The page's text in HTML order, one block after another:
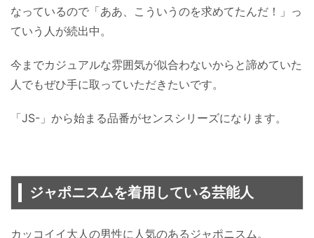
なっているので「ああ、こういうのを求めてたんだ！」っ
ていう人が続出中。
今までカジュアルな雰囲気が似合わないからと諦めていた
人でもぜひ手に取っていただきたいです。
「JS-」から始まる品番がセンスシリーズになります。
ジャポニスムを着用している芸能人
カッコイイ大人の男性に人気のあるジャポニスム。